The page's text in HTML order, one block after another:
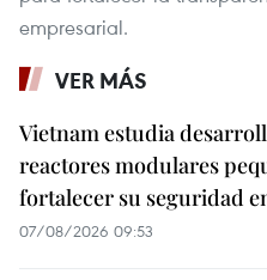
empresarial.
VER MÁS
Vietnam estudia
reactores modulares
fortalecer su seguridad
07/08/2026 09:53